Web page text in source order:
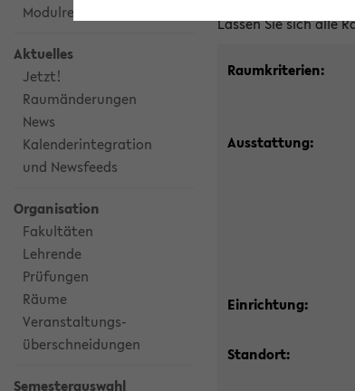
Modulrecherche
Aktuelles
Jetzt!
Raumänderungen
News
Kalenderintegration
und Newsfeeds
Organisation
Fakultäten
Lehrende
Prüfungen
Räume
Veranstaltungs-
überschneidungen
Semesterauswahl
Lassen Sie sich alle
Raumkriterien:
Ausstattung:
Einrichtung:
Standort: